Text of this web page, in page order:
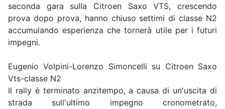
seconda gara sulla Citroen Saxo VTS, crescendo
prova dopo prova, hanno chiuso settimi di classe N2
accumulando esperienza che tornerà utile per i futuri
impegni.
Eugenio Volpini-Lorenzo Simoncelli su Citroen Saxo
Vts-classe N2
Il rally è terminato anzitempo, a causa di un'uscita di
strada sull'ultimo impegno cronometrato,